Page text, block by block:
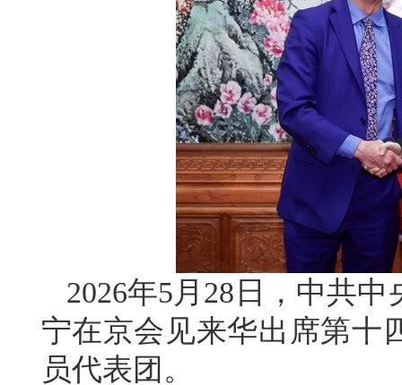
2026年5月28日，中共
宁在京会见来华出席第十
员代表团。